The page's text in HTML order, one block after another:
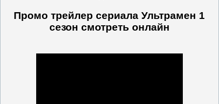
Промо трейлер сериала Ультрамен 1
сезон смотреть онлайн